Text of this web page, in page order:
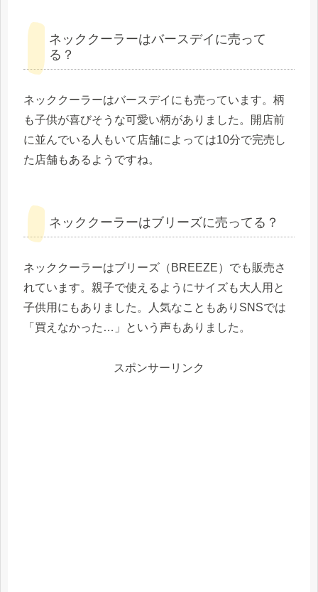
ネッククーラーはバースデイに売って
る？
ネッククーラーはバースデイにも売っています。柄
も子供が喜びそうな可愛い柄がありました。開店前
に並んでいる人もいて店舗によっては10分で完売し
た店舗もあるようですね。
ネッククーラーはブリーズに売ってる？
ネッククーラーはブリーズ（BREEZE）でも販売さ
れています。親子で使えるようにサイズも大人用と
子供用にもありました。人気なこともありSNSでは
「買えなかった…」という声もありました。
スポンサーリンク